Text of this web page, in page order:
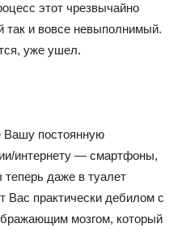
этот чрезвычайно
и вовсе невыполнимый.
уже ушел.
Вашу постоянную
интернету — смартфоны,
даже в туалет
практически дебилом с
мозгом, который